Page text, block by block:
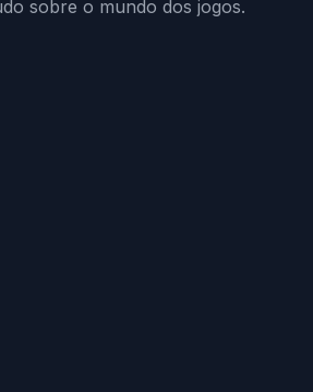
sobre o mundo dos jogos.